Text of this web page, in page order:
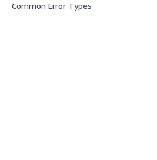
Common Error Types